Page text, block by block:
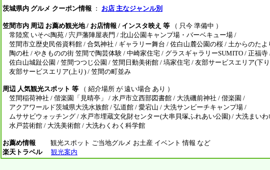
茨城県内 グルメ クーポン情報 ： お店 主なジャンル別
笠間市内 周辺 お薦め観光地 / お店情報 / インスタ映え 等 （ 只今 準備中 ）
常陸窯 いそべ陶苑 / 宍戸藩陣屋表門 / 北山公園キャンプ場・バーベキュー場 /
笠間市立歴史民俗資料館 / 合気神社 / ギャラリー舞台 / 佐白山麓公園の桜 / 土からのたよ
陶の杜 / やきものの街 笠間で陶芸体験 / 中崎家住宅 / グラスギャラリーSUMITO / 正福寺
佐白山城趾公園 / 笠間つつじ公園 / 笠間日動美術館 / 塙家住宅 / 友部サービスエリア(下
友部サービスエリア(上り) / 笠間の町並み
周辺 人気観光スポット 等 （ 紹介場所 が 遠い場合 あり ）
笠間稲荷神社 / 偕楽園「見晴亭」 / 水戸市立西部図書館 / 大洗磯前神社 / 偕楽園 /
アクアワールド茨城県大洗水族館 / 弘道館 / 愛宕山 / 大洗サンビーチキャンプ場 /
ムササビウォッチング / 水戸市埋蔵文化財センター(大串貝塚ふれあい公園) / 大洗まいわ
水戸芸術館 / 大洗美術館 / 大洗わくわく科学館
お薦め情報
観光スポット ご当地グルメ お土産 イベント 情報 など
楽天トラベル
観光案内